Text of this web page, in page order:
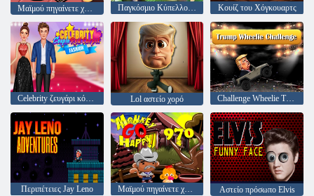
Μαϊμού πηγαίνετε χαρούμενη σκηνή 830 Παγκόσμιο Κύπελλο Κουίντιτς Χάρι Πότερ Κουίζ του Χόγκουαρτς
Celebrity ζευγάρι κόκκινο χαλί μόδα Lol αστείο χορό Challenge Wheelie Trump
Περιπέτειες Jay Leno Μαϊμού πηγαίνετε χαρούμενα 970 Αστείο πρόσωπο Elvis